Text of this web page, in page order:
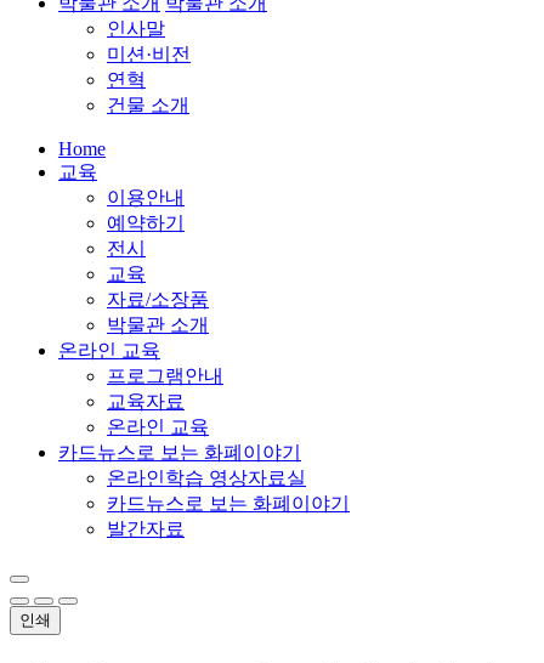
인사말
미션·비전
연혁
건물 소개
Home
교육
이용안내
예약하기
전시
교육
자료/소장품
박물관 소개
온라인 교육
프로그램안내
교육자료
온라인 교육
카드뉴스로 보는 화폐이야기
온라인학습 영상자료실
카드뉴스로 보는 화폐이야기
발간자료
인쇄